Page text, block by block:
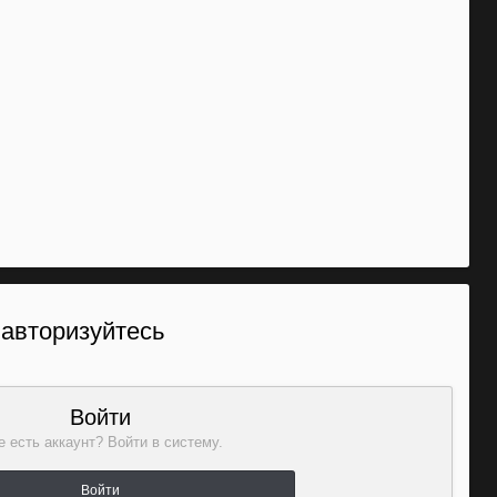
Войти
есть аккаунт? Войти в систему.
Войти